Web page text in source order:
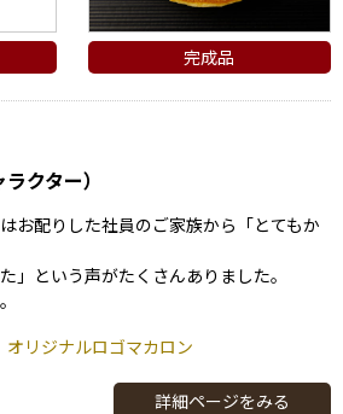
完成品
クター）
お配りした社員のご家族から「とてもか
」という声がたくさんありました。
オリジナルロゴマカロン
詳細ページをみる